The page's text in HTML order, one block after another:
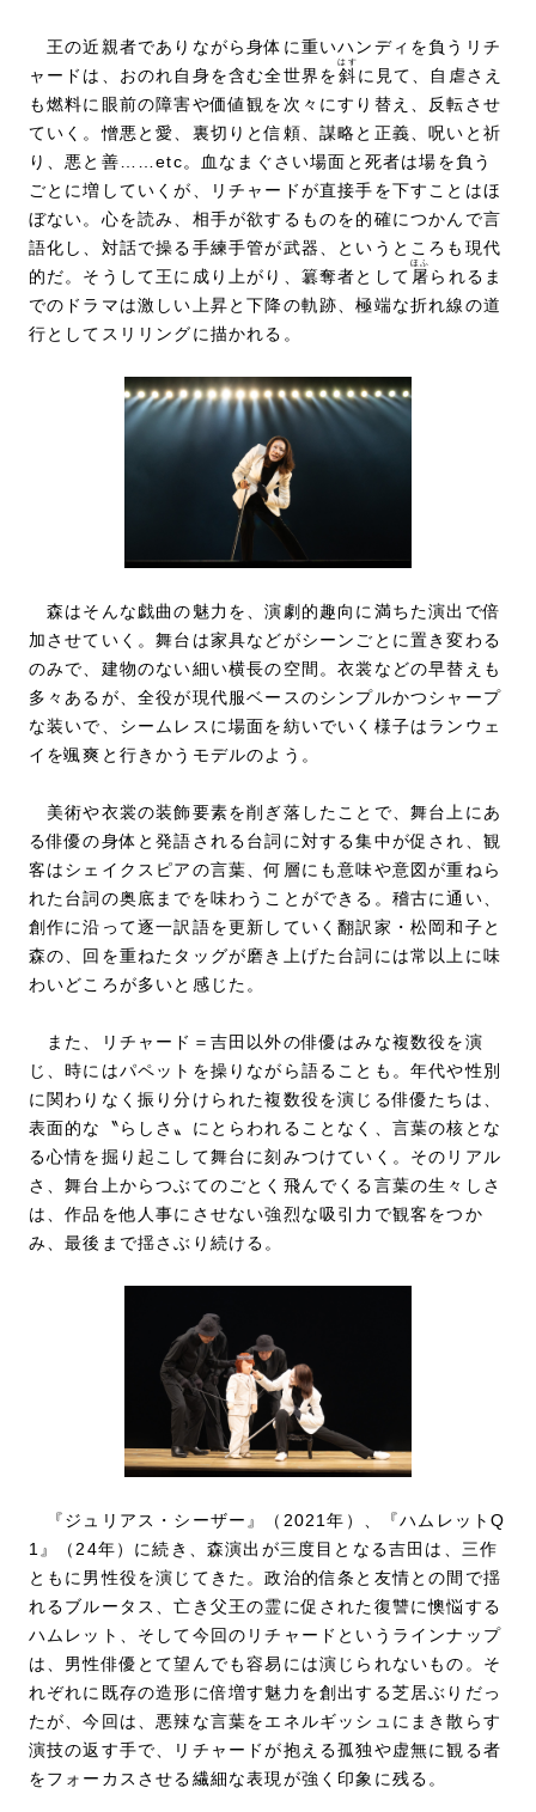
王の近親者でありながら身体に重いハンディを負うリチ
ャードは、おのれ自身を含む全世界を斜
はす
に見て、自虐さえ
も燃料に眼前の障害や価値観を次々にすり替え、反転させ
ていく。憎悪と愛、裏切りと信頼、謀略と正義、呪いと祈
り、悪と善……etc。血なまぐさい場面と死者は場を負う
ごとに増していくが、リチャードが直接手を下すことはほ
ぼない。心を読み、相手が欲するものを的確につかんで言
語化し、対話で操る手練手管が武器、というところも現代
的だ。そうして王に成り上がり、簒奪者として 屠
ほふ
られるま
でのドラマは激しい上昇と下降の軌跡、極端な折れ線の道
行としてスリリングに描かれる。
森はそんな戯曲の魅力を、演劇的趣向に満ちた演出で倍
加させていく。舞台は家具などがシーンごとに置き変わる
のみで、建物のない細い横長の空間。衣裳などの早替えも
多々あるが、全役が現代服ベースのシンプルかつシャープ
な装いで、シームレスに場面を紡いでいく様子はランウェ
イを颯爽と行きかうモデルのよう。
美術や衣裳の装飾要素を削ぎ落したことで、舞台上にあ
る俳優の身体と発語される台詞に対する集中が促され、観
客はシェイクスピアの言葉、何層にも意味や意図が重ねら
れた台詞の奥底までを味わうことができる。稽古に通い、
創作に沿って逐一訳語を更新していく翻訳家・松岡和子と
森の、回を重ねたタッグが磨き上げた台詞には常以上に味
わいどころが多いと感じた。
また、リチャード＝吉田以外の俳優はみな複数役を演
じ、時にはパペットを操りながら語ることも。年代や性別
に関わりなく振り分けられた複数役を演じる俳優たちは、
表面的な〝らしさ〟にとらわれることなく、言葉の核とな
る心情を掘り起こして舞台に刻みつけていく。そのリアル
さ、舞台上からつぶてのごとく飛んでくる言葉の生々しさ
は、作品を他人事にさせない強烈な吸引力で観客をつか
み、最後まで揺さぶり続ける。
『ジュリアス・シーザー』（2021年）、『ハムレットQ
1』（24年）に続き、森演出が三度目となる吉田は、三作
ともに男性役を演じてきた。政治的信条と友情との間で揺
れるブルータス、亡き父王の霊に促された復讐に懊悩する
ハムレット、そして今回のリチャードというラインナップ
は、男性俳優とて望んでも容易には演じられないもの。そ
れぞれに既存の造形に倍増す魅力を創出する芝居ぶりだっ
たが、今回は、悪辣な言葉をエネルギッシュにまき散らす
演技の返す手で、リチャードが抱える孤独や虚無に観る者
をフォーカスさせる繊細な表現が強く印象に残る。